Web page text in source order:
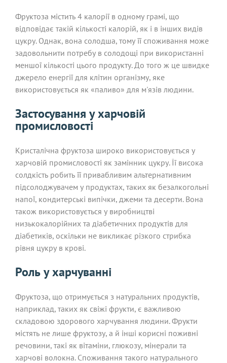
Фруктоза містить 4 калорії в одному грамі, що
відповідає такій кількості калорій, як і в інших видів
цукру. Однак, вона солодша, тому її споживання може
задовольнити потребу в солодощі при використанні
меншої кількості цього продукту. До того ж це швидке
джерело енергії для клітин організму, яке
використовується як «паливо» для м'язів людини.
Застосування у харчовій
промисловості
Кристалічна фруктоза широко використовується у
харчовій промисловості як замінник цукру. Її висока
солдкість робить її привабливим альтернативним
підсолоджувачем у продуктах, таких як безалкогольні
напої, кондитерські випічки, джеми та десерти. Вона
також використовується у виробництві
низькокалорійних та діабетичних продуктів для
діабетиків, оскільки не викликає різкого стрибка
рівня цукру в крові.
Роль у харчуванні
Фруктоза, що отримується з натуральних продуктів,
наприклад, таких як свіжі фрукти, є важливою
складовою здорового харчування людини. Фрукти
містять не лише фруктозу, а й інші корисні поживні
речовини, такі як вітаміни, глюкозу, мінерали та
харчові волокна. Споживання такого натурального